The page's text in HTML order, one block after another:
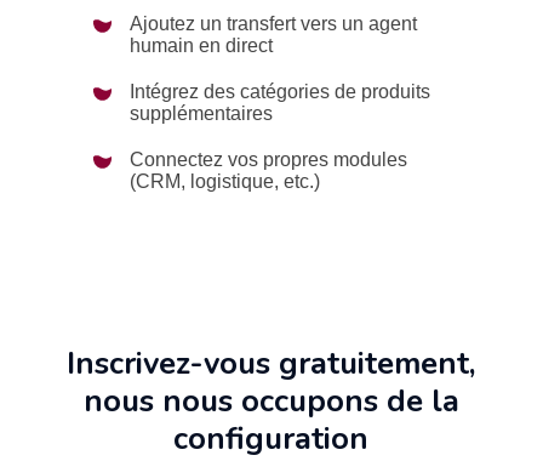
Ajoutez un transfert vers un agent
humain en direct
Intégrez des catégories de produits
supplémentaires
Connectez vos propres modules
(CRM, logistique, etc.)
Inscrivez-vous gratuitement,
nous nous occupons de la
configuration